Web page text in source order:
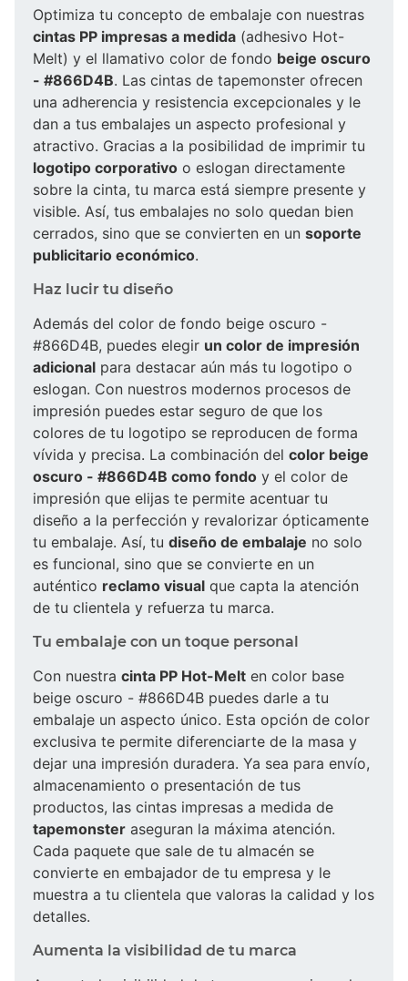
Optimiza tu concepto de embalaje con nuestras
cintas PP impresas a medida (adhesivo Hot-
Melt) y el llamativo color de fondo beige oscuro
- #866D4B. Las cintas de tapemonster ofrecen
una adherencia y resistencia excepcionales y le
dan a tus embalajes un aspecto profesional y
atractivo. Gracias a la posibilidad de imprimir tu
logotipo corporativo o eslogan directamente
sobre la cinta, tu marca está siempre presente y
visible. Así, tus embalajes no solo quedan bien
cerrados, sino que se convierten en un soporte
publicitario económico.
Haz lucir tu diseño
Además del color de fondo beige oscuro -
#866D4B, puedes elegir un color de impresión
adicional para destacar aún más tu logotipo o
eslogan. Con nuestros modernos procesos de
impresión puedes estar seguro de que los
colores de tu logotipo se reproducen de forma
vívida y precisa. La combinación del color beige
oscuro - #866D4B como fondo y el color de
impresión que elijas te permite acentuar tu
diseño a la perfección y revalorizar ópticamente
tu embalaje. Así, tu diseño de embalaje no solo
es funcional, sino que se convierte en un
auténtico reclamo visual que capta la atención
de tu clientela y refuerza tu marca.
Tu embalaje con un toque personal
Con nuestra cinta PP Hot-Melt en color base
beige oscuro - #866D4B puedes darle a tu
embalaje un aspecto único. Esta opción de color
exclusiva te permite diferenciarte de la masa y
dejar una impresión duradera. Ya sea para envío,
almacenamiento o presentación de tus
productos, las cintas impresas a medida de
tapemonster aseguran la máxima atención.
Cada paquete que sale de tu almacén se
convierte en embajador de tu empresa y le
muestra a tu clientela que valoras la calidad y los
detalles.
Aumenta la visibilidad de tu marca